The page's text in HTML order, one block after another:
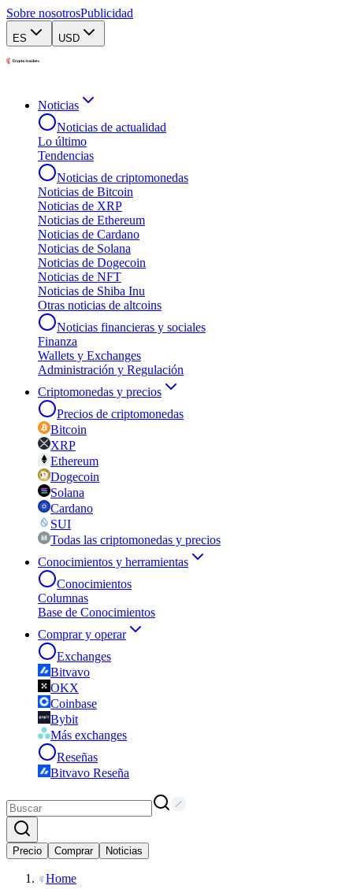
Sobre nosotrosPublicidad
ES USD
Noticias
Noticias de actualidad
Lo último
Tendencias
Noticias de criptomonedas
Noticias de Bitcoin
Noticias de XRP
Noticias de Ethereum
Noticias de Cardano
Noticias de Solana
Noticias de Dogecoin
Noticias de NFT
Noticias de Shiba Inu
Otras noticias de altcoins
Noticias financieras y sociales
Finanza
Wallets y Exchanges
Administración y Regulación
Criptomonedas y precios
Precios de criptomonedas
Bitcoin
XRP
Ethereum
Dogecoin
Solana
Cardano
SUI
Todas las criptomonedas y precios
Conocimientos y herramientas
Conocimientos
Columnas
Base de Conocimientos
Comprar y operar
Exchanges
Bitvavo
OKX
Coinbase
Bybit
Más exchanges
Reseñas
Bitvavo Reseña
Precio Comprar Noticias
Home